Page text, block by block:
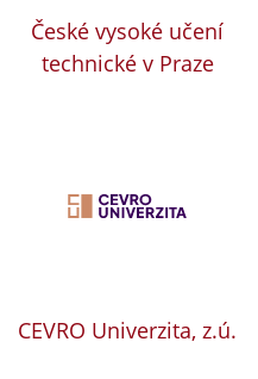
České vysoké učení
technické v Praze
CEVRO Univerzita, z.ú.